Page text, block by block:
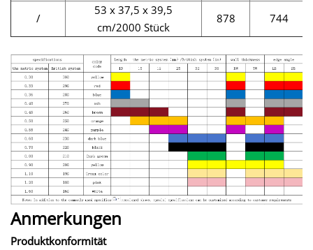
/
53 x 37,5 x 39,5
cm/2000 Stück
878 744
Anmerkungen
Produktkonformität